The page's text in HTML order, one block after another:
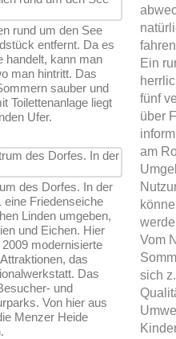
rund um den See
entfernt. Da es
handelt, kann man
man hintritt. Das
sauber und
Toilettenanlage liegt
Ufer.
des Dorfes. In der
eine Friedenseiche
Linden umgeben,
und Eichen. Hier
modernisierte
das
Das
und
Von hier aus
Menzer Heide
Ein
fünf
über
am
Vom
sich